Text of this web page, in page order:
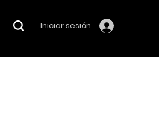
Iniciar sesión